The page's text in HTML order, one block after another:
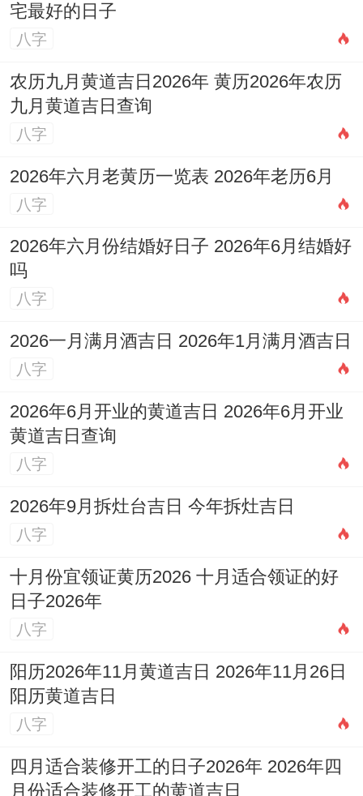
宅最好的日子
八字
农历九月黄道吉日2026年 黄历2026年农历
九月黄道吉日查询
八字
2026年六月老黄历一览表 2026年老历6月
八字
2026年六月份结婚好日子 2026年6月结婚好
吗
八字
2026一月满月酒吉日 2026年1月满月酒吉日
八字
2026年6月开业的黄道吉日 2026年6月开业
黄道吉日查询
八字
2026年9月拆灶台吉日 今年拆灶吉日
八字
十月份宜领证黄历2026 十月适合领证的好
日子2026年
八字
阳历2026年11月黄道吉日 2026年11月26日
阳历黄道吉日
八字
四月适合装修开工的日子2026年 2026年四
月份适合装修开工的黄道吉日